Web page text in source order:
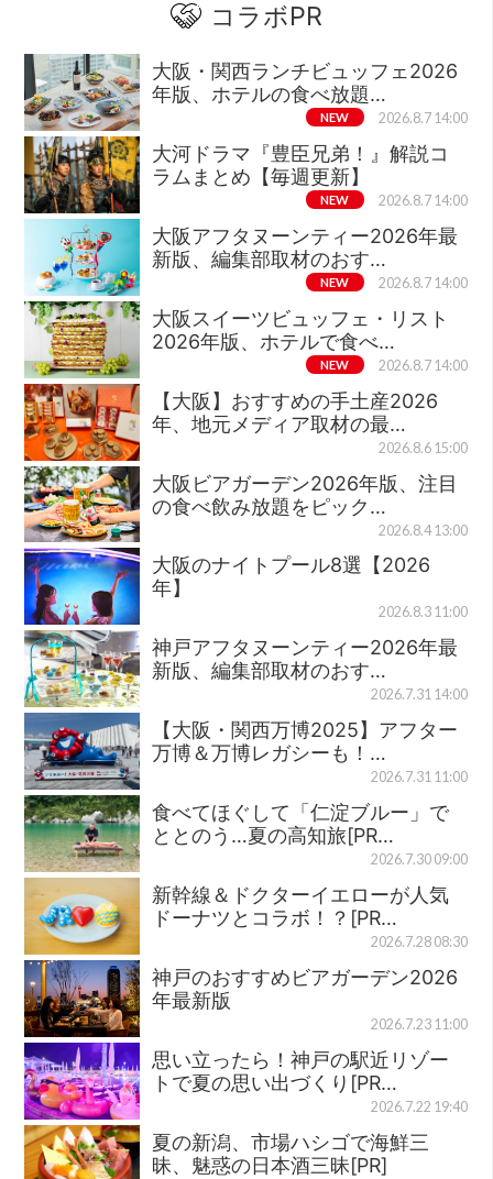
コラボPR
大阪・関西ランチビュッフェ2026
年版、ホテルの食べ放題…
NEW 2026.8.7 14:00
大河ドラマ『豊臣兄弟！』解説コ
ラムまとめ【毎週更新】
NEW 2026.8.7 14:00
大阪アフタヌーンティー2026年最
新版、編集部取材のおす…
NEW 2026.8.7 14:00
大阪スイーツビュッフェ・リスト
2026年版、ホテルで食べ…
NEW 2026.8.7 14:00
【大阪】おすすめの手土産2026
年、地元メディア取材の最…
2026.8.6 15:00
大阪ビアガーデン2026年版、注目
の食べ飲み放題をピック…
2026.8.4 13:00
大阪のナイトプール8選【2026
年】
2026.8.3 11:00
神戸アフタヌーンティー2026年最
新版、編集部取材のおす…
2026.7.31 14:00
【大阪・関西万博2025】アフター
万博＆万博レガシーも！…
2026.7.31 11:00
食べてほぐして「仁淀ブルー」で
ととのう…夏の高知旅[PR…
2026.7.30 09:00
新幹線＆ドクターイエローが人気
ドーナツとコラボ！？[PR…
2026.7.28 08:30
神戸のおすすめビアガーデン2026
年最新版
2026.7.23 11:00
思い立ったら！神戸の駅近リゾー
トで夏の思い出づくり[PR…
2026.7.22 19:40
夏の新潟、市場ハシゴで海鮮三
昧、魅惑の日本酒三昧[PR]